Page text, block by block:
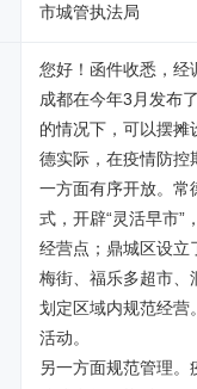
市城管执法局
您好！函件收悉，经
成都在今年3月发布
的情况下，可以摆摊
德实际，在疫情防控
一方面有序开放。常
式，开辟“灵活早市
经营点；鼎城区设立
梅街、福乐多超市、
划定区域内规范经营
活动。
另一方面规范管理